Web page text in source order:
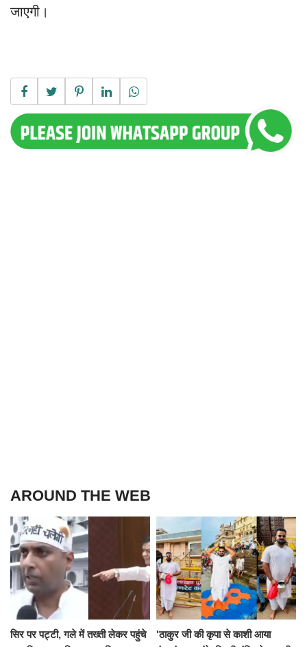
जाएगी।
AROUND THE WEB
सिर पर पट्टी, गले में तख्ती लेकर पहुंचे
'ठाकुर जी की कृपा से काशी आया